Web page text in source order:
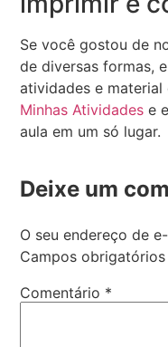
Se você gostou de
de diversas formas,
atividades e material
Minhas Atividades e
aula em um só lugar.
Deixe um
O seu endereço de
Campos
Comentário *